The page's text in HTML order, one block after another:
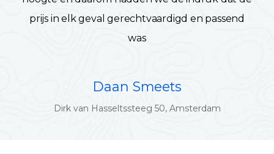
prijs in elk geval gerechtvaardigd en passend
was
Daan Smeets
Dirk van Hasseltssteeg 50, Amsterdam